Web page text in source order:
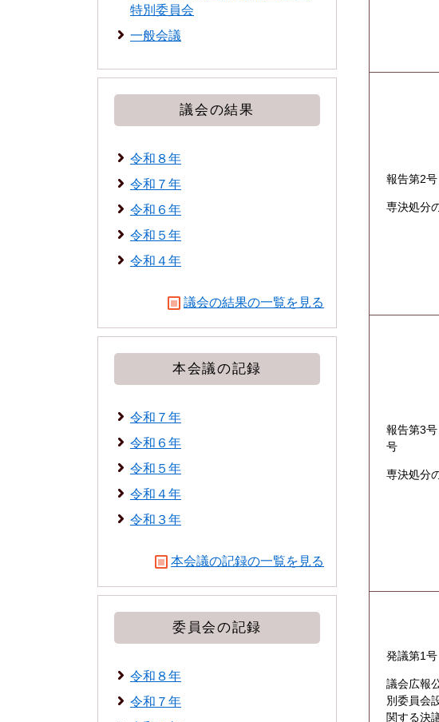
報告第2号
専決処分
報告第3
号
専決処分
発議第1号
議会広報
別委員会
関する決
特別委員会
一般会議
議会の結果
令和８年
令和７年
令和６年
令和５年
令和４年
議会の結果の一覧を見る
本会議の記録
令和７年
令和６年
令和５年
令和４年
令和３年
本会議の記録の一覧を見る
委員会の記録
令和８年
令和７年